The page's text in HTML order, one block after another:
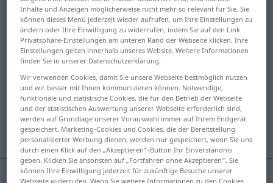
Übersicht aller Übersetzungen
(Für mehr Details die Übersetzung anklicken/antippen)
salir terminar, acabar
caerse acabarse, agotarse
Weitere Beispiele...
Inhalte und Anzeigen möglicherweise nicht mehr so relevant für Sie. Sie
können dieses Menü jederzeit wieder aufrufen, um Ihre Einstellungen zu
ändern oder Ihre Einwilligung zu widerrufen, indem Sie auf den Link
Privatsphäre-Einstellungen am unteren Rand der Webseite klicken. Ihre
Einstellungen gelten innerhalb unseres Website. Weitere Informationen
finden Sie in unserer Datenschutzerklärung.
Wir verwenden Cookies, damit Sie unsere Webseite bestmöglich nutzen
und wir besser mit Ihnen kommunizieren können. Notwendige,
funktionale und statistische Cookies, die für den Betrieb der Webseite
und der statistischen Auswertung unserer Webseite erforderlich sind,
werden auf Grundlage unserer Vorauswahl immer auf Ihrem Endgerät
gespeichert. Marketing-Cookies und Cookies, die der Bereitstellung
personalisierter Werbung dienen, werden nur gespeichert, wenn Sie uns
durch einen Klick auf den „Akzeptieren“-Button Ihr Einverständnis
geben. Klicken Sie ansonsten auf „Fortfahren ohne Akzeptieren“. Sie
können Ihre Einwilligung jederzeit für zukünftige Besuche unserer
Webseite widerrufen. Wenn Sie weitere Informationen zu den Cookies